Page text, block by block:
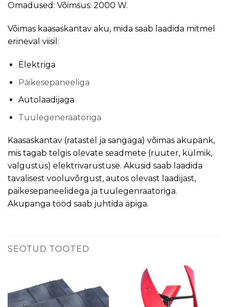
Omadused: Võimsus: 2000 W.
Võimas kaasaskantav aku, mida saab laadida mitmel
erineval viisil:
Elektriga
Päikesepaneeliga
Autolaadijaga
Tuulegeneraatoriga
Kaasaskantav (ratastel ja sangaga) võimas akupank,
mis tagab telgis olevate seadmete (ruuter, külmik,
valgustus) elektrivarustuse. Akusid saab laadida
tavalisest vooluvõrgust, autos olevast laadijast,
päikesepaneelidega ja tuulegenraatoriga.
Akupanga tööd saab juhtida äpiga.
SEOTUD TOOTED